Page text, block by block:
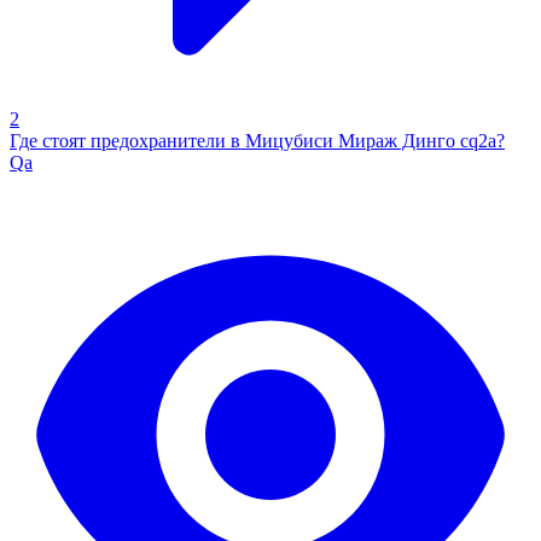
2
Где стоят предохранители в Мицубиси Мираж Динго cq2a?
Qa